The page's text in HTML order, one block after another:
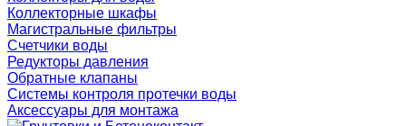
Коллекторные шкафы
Магистральные фильтры
Счетчики воды
Редукторы давления
Обратные клапаны
Системы контроля протечки воды
Аксессуары для монтажа